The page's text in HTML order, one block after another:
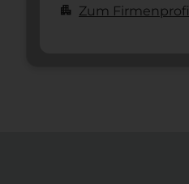
apartment Zum Firmenprofil